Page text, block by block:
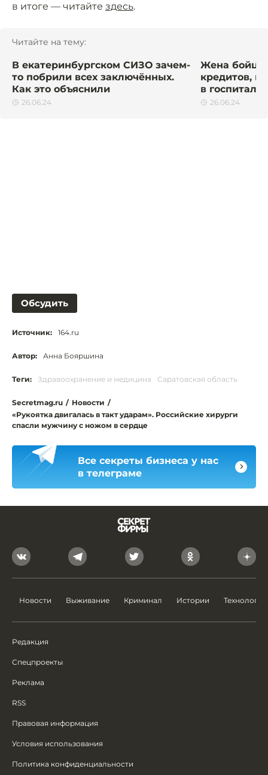
в итоге — читайте здесь.
Читайте на тему:
В екатеринбургском СИЗО зачем-
то побрили всех заключённых.
Как это объяснили
26.06.24
Жена бойца
кредитов,
в
26.06.24
Обсудить
Источник: 164.ru
Автор: Анна Бояршина
Теги: Здравоохранение и медицина Саратовская область
Secretmag.ru / Новости /
«Рукоятка двигалась в такт ударам». Российские хирурги
спасли мужчину с ножом в сердце
Все секреты бизнеса у нас
в телеграме
Новости Выживание Криминал Истории Технологии
Редакция
Спецпроекты
Реклама
RSS
Правовая информация
Условия использования
Политика конфиденциальности